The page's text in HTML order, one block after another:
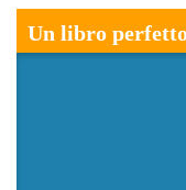
Un libro